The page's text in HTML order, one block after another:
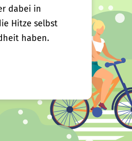
dabei in
Hitze selbst
haben.